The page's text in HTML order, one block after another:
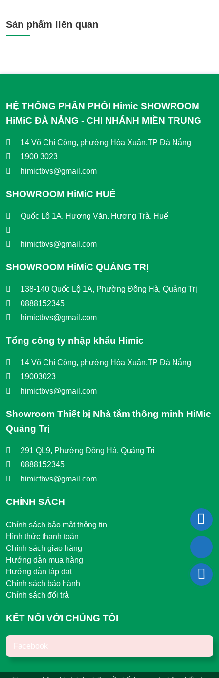
Sản phẩm liên quan
HỆ THỐNG PHÂN PHỐI Himic SHOWROOM
HiMiC ĐÀ NẴNG - CHI NHÁNH MIỀN TRUNG
14 Võ Chí Công, phường Hòa Xuân,TP Đà Nẵng
1900 3023
himictbvs@gmail.com
SHOWROOM HiMiC HUẾ
Quốc Lộ 1A, Hương Văn, Hương Trà, Huế
himictbvs@gmail.com
SHOWROOM HiMiC QUẢNG TRỊ
138-140 Quốc Lộ 1A, Phường Đông Hà, Quảng Trị
0888152345
himictbvs@gmail.com
Tổng công ty nhập khẩu Himic
14 Võ Chí Công, phường Hòa Xuân,TP Đà Nẵng
19003023
himictbvs@gmail.com
Showroom Thiết bị Nhà tắm thông minh HiMic
Quảng Trị
291 QL9, Phường Đông Hà, Quảng Trị
0888152345
himictbvs@gmail.com
CHÍNH SÁCH
Chính sách bảo mật thông tin
Hình thức thanh toán
Chính sách giao hàng
Hướng dẫn mua hàng
Hướng dẫn lắp đặt
Chính sách bảo hành
Chính sách đổi trả
KẾT NỐI VỚI CHÚNG TÔI
Facebook